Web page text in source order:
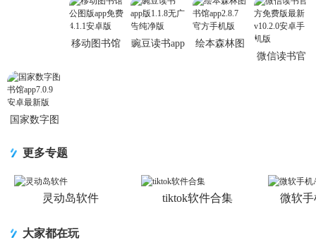
最新版
方最新版
旧版
安卓版
移动图书馆
豌豆读书app
绘本森林图
微信读书官
国家数字图
安卓最新版
更多专题
灵动岛软件 tiktok软件合集 微软手
大家都在玩